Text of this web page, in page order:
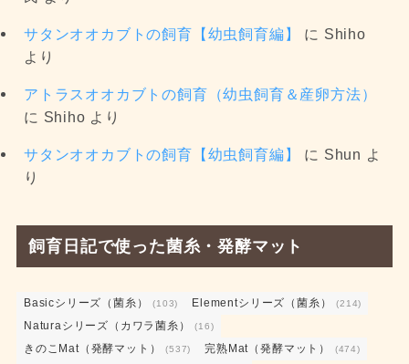
サタンオオカブトの飼育【幼虫飼育編】 に Shiho
より
アトラスオオカブトの飼育（幼虫飼育＆産卵方法）
に Shiho より
サタンオオカブトの飼育【幼虫飼育編】 に Shun よ
り
飼育日記で使った菌糸・発酵マット
Basicシリーズ（菌糸） (103) Elementシリーズ（菌糸） (214)
Naturaシリーズ（カワラ菌糸） (16)
きのこMat（発酵マット） (537) 完熟Mat（発酵マット） (474)